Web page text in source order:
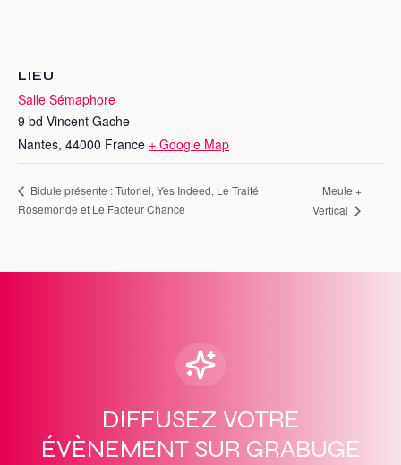
LIEU
Salle Sémaphore
9 bd Vincent Gache
Nantes, 44000 France + Google Map
Bidule présente : Tutoriel, Yes Indeed, Le Traité
Rosemonde et Le Facteur Chance
Meule +
Vertical
DIFFUSEZ VOTRE
ÉVÈNEMENT SUR GRABUGE